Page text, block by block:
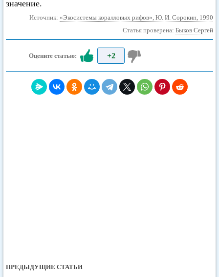
значение.
Источник: «Экосистемы коралловых рифов», Ю. И. Сорокин, 1990
Статья проверена: Быков Сергей
Оцените статью: +2
ПРЕДЫДУЩИЕ СТАТЬИ